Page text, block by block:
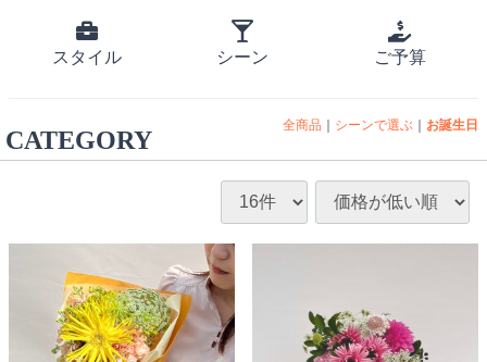
スタイル シーン ご予算
全商品 シーンで選ぶ お誕生日
CATEGORY